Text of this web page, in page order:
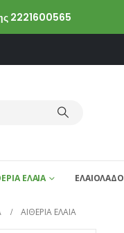
2221600565
ΕΛΑΙΑ ΕΛΑΙΟΛΑΔΟ
ΑΙΘΕΡΙΑ ΕΛΑΙΑ